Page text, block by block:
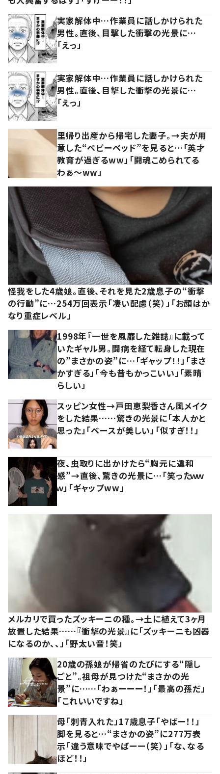
実家解体中…作業員に話しかけられた
男性。直後、目撃した衝撃の光景に…
「えっ」
実家解体中…作業員に話しかけられた
男性。直後、目撃した衝撃の光景に…
「えっ」
里帰り出産から帰宅した妻子。→夫が用
意した“ベビーベッド”を見ると…「英才
教育が過ぎるww」「闘魂こめられてる
わぁ～ww」
怪我をした4歳娘。直後、それを見た2歳息子の“衝撃
の行動”に…254万回表示「凄い配慮（笑）」「お顔はか
なり重症レベル」
1998年『一世を風靡した雑誌』に載って
いたギャル男。闘病を経て転身した現在
の”まさかの姿”に…「ギャップ！！」「まさ
かすぎる」「今も昔もかっこいい」「素晴
らしい」
スッピン女性→戸田恵梨香さん風メイク
をした結果……驚きの光景に「本人かと
思った」「ベースが美しい」「似すぎ！！」
夜、虫取りに出かけたら“胸元に違和
感”→直後、驚きの光景に…「笑ったｗｗ
ｗ」「ギャップww」
メルカリで買ったズッキーニの種。→土に植えて3ヶ月
放置した結果……『衝撃の光景』に「ズッキーニも凶器
になるのか、、」「野太い音！笑」
20歳の孫娘が帰省のたびにする“隠し
ごと”。祖母が見つけた“まさかの光
景”に……「わぁーーー！」「最高の孫だ」
「これいいですね」
母「刺青入れた」17歳息子「やばー！！」
脚を見ると…“まさかの姿”に277万表
示「違う意味でやばーー（笑）」「な、なる
ほど！！」